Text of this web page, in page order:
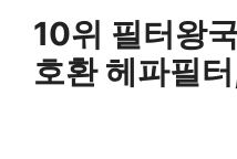
10위 필터왕
호환 헤파필